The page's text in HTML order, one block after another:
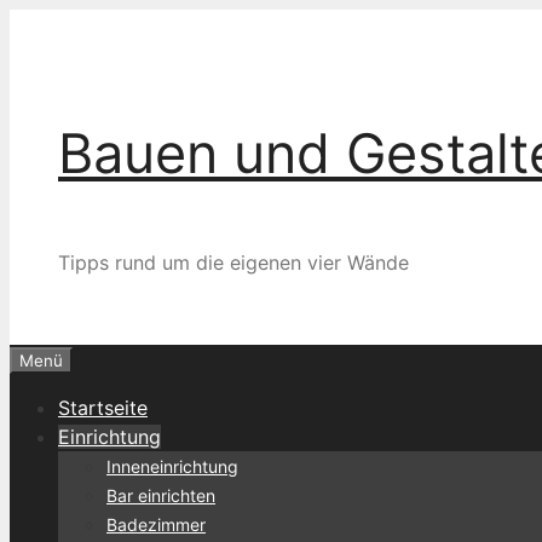
Bauen und
Tipps rund um die eigenen vier Wände
Menü
Startseite
Einrichtung
Inneneinrichtung
Bar einrichten
Badezimmer